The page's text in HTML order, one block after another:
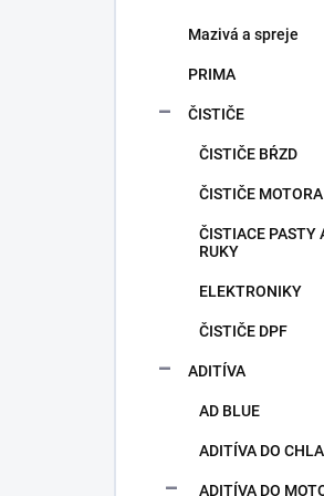
Mazivá a spreje
PRIMA
ČISTIČE
ČISTIČE BŔZD
ČISTIČE MOTORA
ČISTIACE PASTY
RUKY
ELEKTRONIKY
ČISTIČE DPF
ADITÍVA
AD BLUE
ADITÍVA DO
ADITÍVA DO